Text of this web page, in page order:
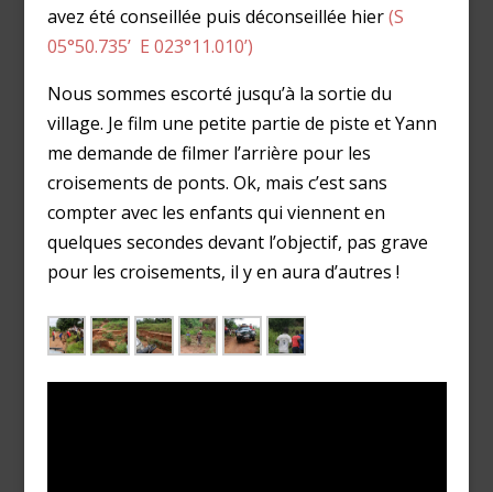
avez été conseillée puis déconseillée hier(S
05°50.735’ E 023°11.010’)
Nous sommes escorté jusqu’à la sortie du
village. Je film une petite partie de piste et Yann
me demande de filmer l’arrière pour les
croisements de ponts. Ok, mais c’est sans
compter avec les enfants qui viennent en
quelques secondes devant l’objectif, pas grave
pour les croisements, il y en aura d’autres !